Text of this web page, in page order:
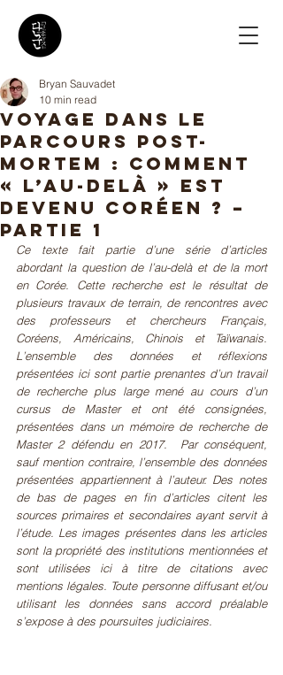
Voyage dans le
parcours post-
mortem : comment
« l’au-delà » est
devenu Coréen ? –
Partie 1
Bryan Sauvadet
10 min read
Ce texte fait partie d’une série d’articles
abordant la question de l’au-delà et de la mort
en Corée. Cette recherche est le résultat de
plusieurs travaux de terrain, de rencontres avec
des professeurs et chercheurs Français,
Coréens, Américains, Chinois et Taïwanais.
L’ensemble des données et réflexions
présentées ici sont partie prenantes d’un travail
de recherche plus large mené au cours d’un
cursus de Master et ont été consignées,
présentées dans un mémoire de recherche de
Master 2 défendu en 2017.  Par conséquent,
sauf mention contraire, l’ensemble des données
présentées appartiennent à l’auteur. Des notes
de bas de pages en fin d’articles citent les
sources primaires et secondaires ayant servit à
l’étude. Les images présentes dans les articles
sont la propriété des institutions mentionnées et
sont utilisées ici à titre de citations avec
mentions légales. Toute personne diffusant et/ou
utilisant les données sans accord préalable
s’expose à des poursuites judiciaires.